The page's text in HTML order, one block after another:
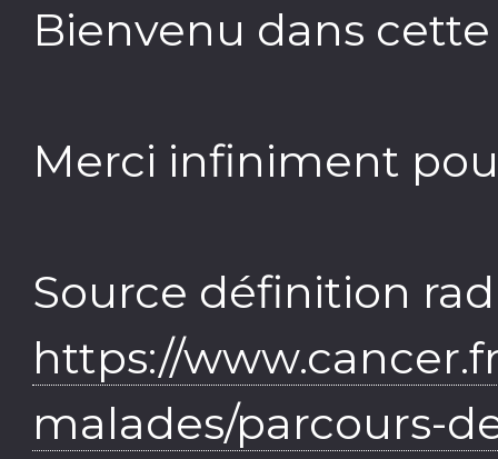
Bienvenu dans
Merci infiniment
Source définition
https://
malades/parcours-